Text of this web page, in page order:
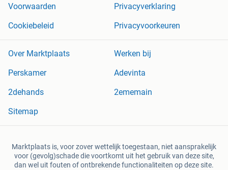
Voorwaarden
Privacyverklaring
Cookiebeleid
Privacyvoorkeuren
Over Marktplaats
Werken bij
Perskamer
Adevinta
2dehands
2ememain
Sitemap
Marktplaats is, voor zover wettelijk toegestaan, niet aansprakelijk
voor (gevolg)schade die voortkomt uit het gebruik van deze site,
dan wel uit fouten of ontbrekende functionaliteiten op deze site.